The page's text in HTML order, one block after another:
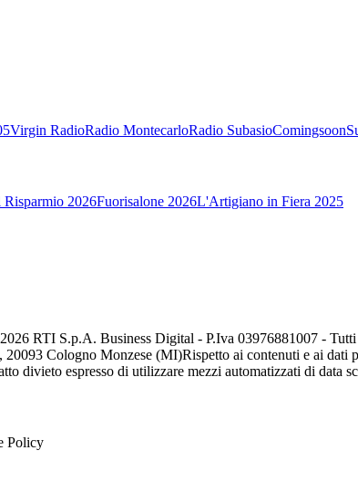
Virgin RadioRadio MontecarloRadio SubasioComingsoon
Risparmio 2026Fuorisalone 2026L'Artigiano in Fiera 2025
2026 RTI S.p.A. Business Digital - P.Iva 03976881007 -
Cologno Monzese (MI)Rispetto ai contenuti e ai dati
divieto espresso di utilizzare mezzi automatizzati di data
Policy